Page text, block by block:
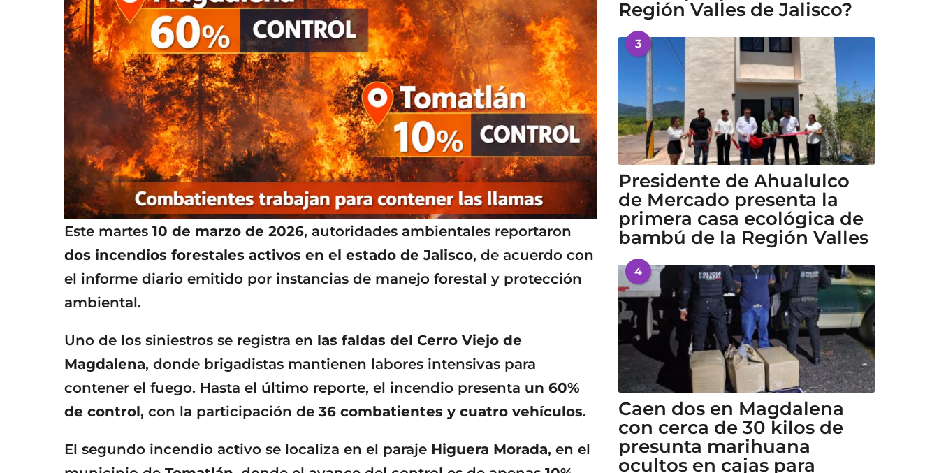
Este martes 10 de marzo de 2026, autoridades ambientales reportaron
dos incendios forestales activos en el estado de Jalisco, de acuerdo con
el informe diario emitido por instancias de manejo forestal y protección
ambiental.
Uno de los siniestros se registra en las faldas del Cerro Viejo de
Magdalena, donde brigadistas mantienen labores intensivas para
contener el fuego. Hasta el último reporte, el incendio presenta un 60%
de control, con la participación de 36 combatientes y cuatro vehículos.
El segundo incendio activo se localiza en el paraje Higuera Morada, en el
Región Valles de Jalisco?
3
Presidente de Ahualulco
de Mercado presenta la
primera casa ecológica de
bambú de la Región Valles
4
Caen dos en Magdalena
con cerca de 30 kilos de
presunta marihuana
ocultos en cajas para